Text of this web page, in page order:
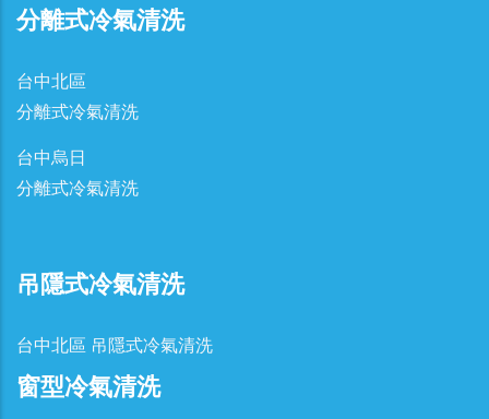
分離式冷氣清洗
台中北區
分離式冷氣清洗
台中烏日
分離式冷氣清洗
吊隱式冷氣清洗
台中北區 吊隱式冷氣清洗
窗型冷氣清洗